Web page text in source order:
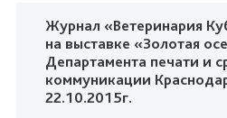
Журнал «Ветеринария
на выставке «Золотая
Департамента печати и
коммуникации
22.10.2015г.